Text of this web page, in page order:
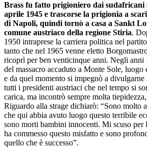
Brass fu fatto prigioniero dai sudafricani
aprile 1945 e trascorse la prigionia a
di Napoli, quindi tornò a casa a Sankt
comune austriaco della regione Stiria.
1950 intraprese la carriera politica nel
tanto che nel 1965 venne eletto
ricoprì per ben venticinque anni. Negli anni
del massacro accaduto a Monte Sole, luogo
e da quel momento si impegnò a divulgarne
tutti i presidenti austriaci che nel tempo si
carica, ma incontrò sempre molta
Riguardo alla strage dichiarò: “Sono molto
che qui abbia avuto luogo questo terribile
sono morti bambini innocenti. Mi scuso per
ha commesso questo misfatto e sono
quello che è successo”.